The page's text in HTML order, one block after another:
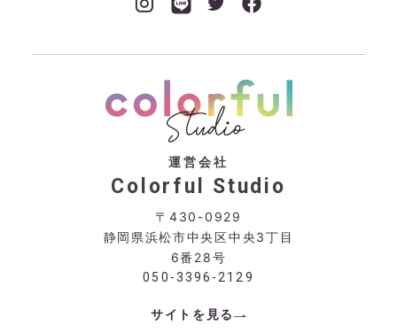
運営会社
Colorful Studio
〒430-0929
静岡県浜松市中央区中央3丁目
6番28号
050-3396-2129
サイトを見る